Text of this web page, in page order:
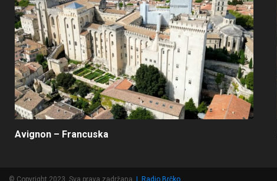
Avignon – Francuska
© Copyright 2023, Sva prava zadržana | Radio Brčko